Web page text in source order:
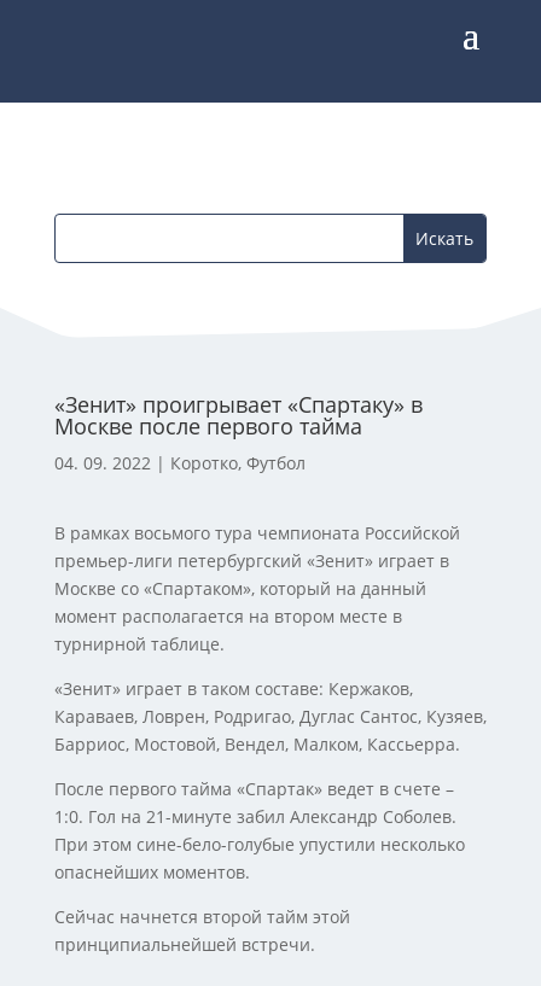
«Зенит» проигрывает «Спартаку» в
Москве после первого тайма
04. 09. 2022| Коротко, Футбол
В рамках восьмого тура чемпионата Российской
премьер-лиги петербургский «Зенит» играет в
Москве со «Спартаком», который на данный
момент располагается на втором месте в
турнирной таблице.
«Зенит» играет в таком составе: Кержаков,
Караваев, Ловрен, Родригао, Дуглас Сантос, Кузяев,
Барриос, Мостовой, Вендел, Малком, Кассьерра.
После первого тайма «Спартак» ведет в счете –
1:0. Гол на 21-минуте забил Александр Соболев.
При этом сине-бело-голубые упустили несколько
опаснейших моментов.
Сейчас начнется второй тайм этой
принципиальнейшей встречи.